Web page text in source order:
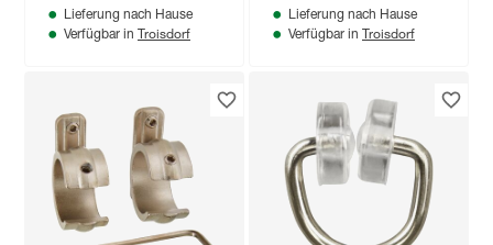
Lieferung nach Hause
Verfügbar in Troisdorf
Lieferung nach Hause
Verfügbar in Troisdorf